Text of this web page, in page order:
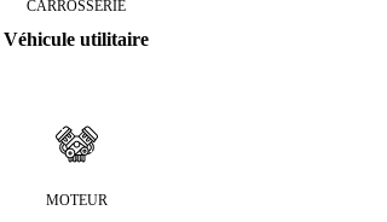
CARROSSERIE
Véhicule utilitaire
MOTEUR